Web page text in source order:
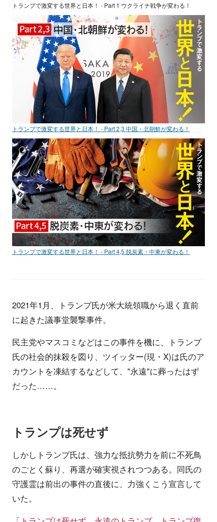
トランプで激変する世界と日本！ - Part 1 ウクライナ戦争が変わる！
トランプで激変する世界と日本！ - Part 2,3 中国・北朝鮮が変わる！
トランプで激変する世界と日本！ - Part 4,5 脱炭素・中東が変わる！
2021年1月、トランプ氏が米大統領職から退く直前
に起きた議事堂襲撃事件。
民主党やマスコミなどはこの事件を機に、トランプ
氏の社会的抹殺を図り、ツイッター(現・X)は氏のア
カウントを凍結するなどして、"永遠"に葬ったはず
だった……。
トランプは死せず
しかしトランプ氏は、強力な抵抗勢力を前に不死鳥
のごとく蘇り、再選が確実視されつつある。同氏の
守護霊は前出の事件の直後に、力強くこう宣言して
いた。